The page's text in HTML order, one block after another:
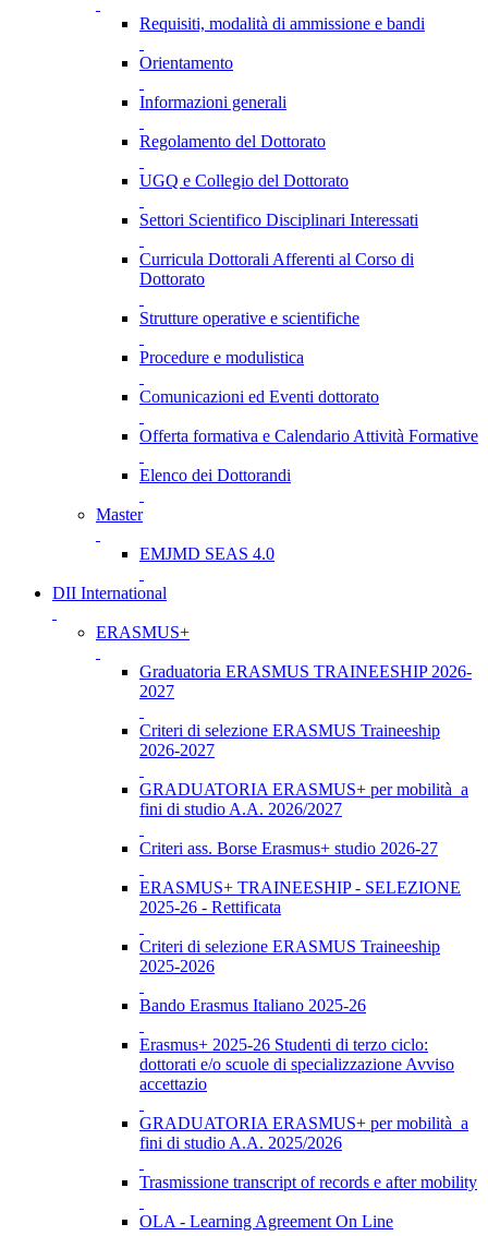
Requisiti, modalità di ammissione e bandi
Orientamento
Informazioni generali
Regolamento del Dottorato
UGQ e Collegio del Dottorato
Settori Scientifico Disciplinari Interessati
Curricula Dottorali Afferenti al Corso di
Dottorato
Strutture operative e scientifiche
Procedure e modulistica
Comunicazioni ed Eventi dottorato
Offerta formativa e Calendario Attività Formative
Elenco dei Dottorandi
Master
EMJMD SEAS 4.0
DII International
ERASMUS+
Graduatoria ERASMUS TRAINEESHIP 2026-
2027
Criteri di selezione ERASMUS Traineeship
2026-2027
GRADUATORIA ERASMUS+ per mobilità a
fini di studio A.A. 2026/2027
Criteri ass. Borse Erasmus+ studio 2026-27
ERASMUS+ TRAINEESHIP - SELEZIONE
2025-26 - Rettificata
Criteri di selezione ERASMUS Traineeship
2025-2026
Bando Erasmus Italiano 2025-26
Erasmus+ 2025-26 Studenti di terzo ciclo:
dottorati e/o scuole di specializzazione Avviso
accettazio
GRADUATORIA ERASMUS+ per mobilità a
fini di studio A.A. 2025/2026
Trasmissione transcript of records e after mobility
OLA - Learning Agreement On Line